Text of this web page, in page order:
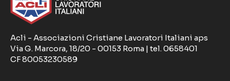
Acli - Associazioni Cristiane Lavoratori Italiani aps
Via G. Marcora, 18/20 - 00153 Roma | tel. 0658401
CF 80053230589